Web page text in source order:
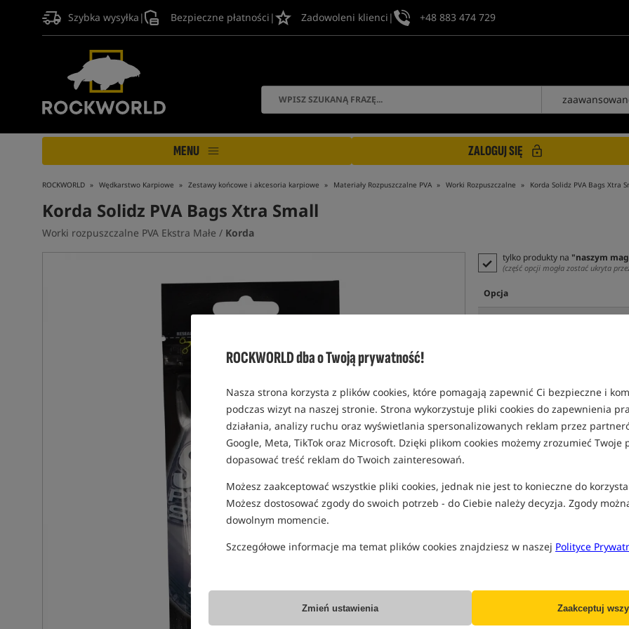
ROCKWORLD dba o Twoją prywatność!
Nasza strona korzysta z plików cookies, które pomagają zapewnić Ci bezpieczne i
podczas wizyt na naszej stronie. Strona wykorzystuje pliki cookies do zapewnienia
działania, analizy ruchu oraz wyświetlania spersonalizowanych reklam przez
Google, Meta, TikTok oraz Microsoft. Dzięki plikom cookies możemy zrozumieć Twoje
dopasować treść reklam do Twoich zainteresowań.
Możesz zaakceptować wszystkie pliki cookies, jednak nie jest to konieczne do
Możesz dostosować zgody do swoich potrzeb - do Ciebie należy decyzja. Zgody
dowolnym momencie.
Szczegółowe informacje ma temat plików cookies znajdziesz w naszej Polityce
Zmień ustawienia Zaakceptuj
Szybka wysyłka | Bezpieczne płatności | Zadowoleni klienci | +48 883 474 729
MENU ZALOGUJ SIĘ
ROCKWORLD Wędkarstwo Karpiowe Zestawy końcowe i akcesoria karpiowe Materiały Rozpuszczalne PVA Worki Rozpuszczalne Korda Solidz PVA Bags Xtra
Korda Solidz PVA Bags Xtra Small
Worki rozpuszczalne PVA Ekstra Małe / Korda
tylko produkty na "naszym
(część opcji mogła zostać ukryta
Opcja
SPODZIEWANA WYSYŁKA
Wszystkie podane ceny zawierają
7.99 PLN